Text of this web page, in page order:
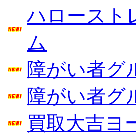
ハロースト
ム
障がい者グ
障がい者グ
買取大吉ヨ